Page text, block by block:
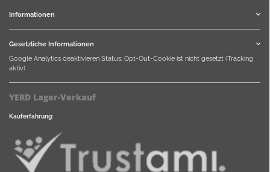
Informationen
Gesetzliche Informationen
Google Analytics deaktivieren Status: Opt-Out-Cookie ist nicht gesetzt (Tracking
aktiv)
YERD Lager-Verkauf
Kauferfahrung: